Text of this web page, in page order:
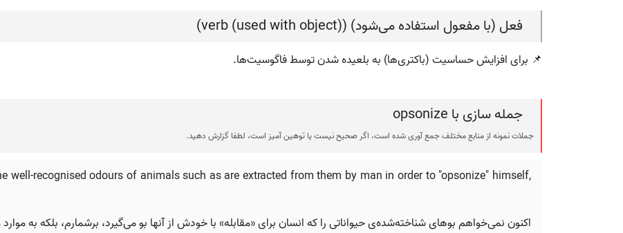
فعل (با مفعول استفاده می‌شود) (verb (used with object))
📌 برای افزایش حساسیت (باکتری‌ها) به بلعیده شدن توسط فاگوسیت‌ها.
جمله سازی با opsonize
جملات نمونه از منابع مختلف جمع آوری شده است، اگر صحیح نیست یا توهین آمیز است، لطفا گزارش دهید.
well-recognised odours of animals such as are extracted from them by man in order to "opsonize" himself,
اکنون نمی‌خواهم بوهای شناخته‌شده‌ی حیواناتی را که انسان برای «مقابله» با خودش از آنها بو می‌گیرد، برشمارم، بلکه به